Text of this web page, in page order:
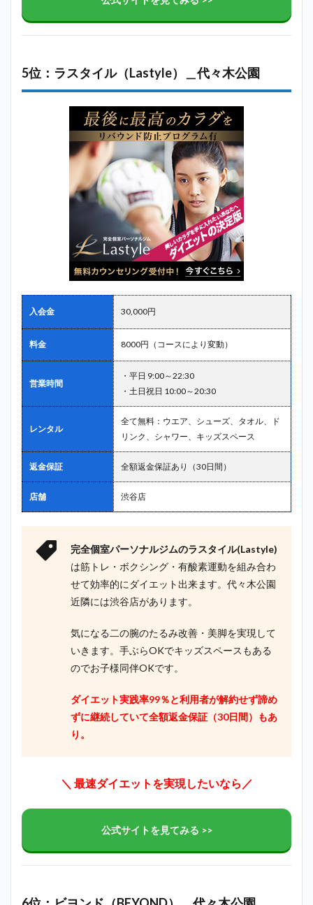
5位：ラスタイル（Lastyle）＿代々木公園
入会金 30,000円
料金 8000円（コースにより変動）
営業時間
・平日 9:00～22:30
・土日祝日 10:00～20:30
レンタル
全て無料：ウエア、シューズ、タオル、ド
リンク、シャワー、キッズスペース
返金保証 全額返金保証あり（30日間）
店舗 渋谷店
完全個室パーソナルジムのラスタイル(Lastyle)
は筋トレ・ボクシング・有酸素運動を組み合わ
せて効率的にダイエット出来ます。代々木公園
近隣には渋谷店があります。
気になる二の腕のたるみ改善・美脚を実現して
いきます。手ぶらOKでキッズスペースもある
のでお子様同伴OKです。
ダイエット実践率99％と利用者が解約せず諦め
ずに継続していて全額返金保証（30日間）もあ
り。
＼ 最速ダイエットを実現したいなら／
公式サイトを見てみる >>